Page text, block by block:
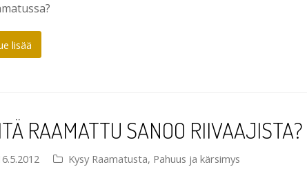
lisää
RAAMATTU SANOO RIIVAAJISTA?
Kysy Raamatusta, Pahuus ja kärsimys